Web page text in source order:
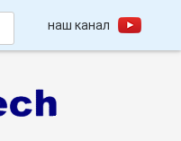
наш канал